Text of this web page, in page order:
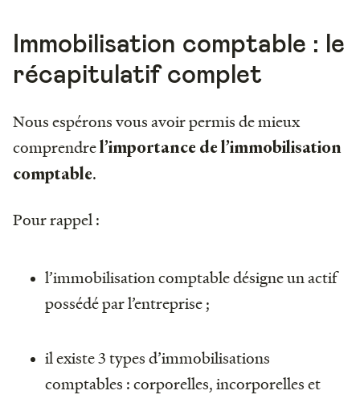
Immobilisation comptable : le
récapitulatif complet
Nous espérons vous avoir permis de mieux
comprendrel’importance de l’immobilisation
comptable.
Pour rappel :
l’immobilisation comptable désigne un actif
possédé par l’entreprise ;
il existe 3 types d’immobilisations
comptables : corporelles, incorporelles et